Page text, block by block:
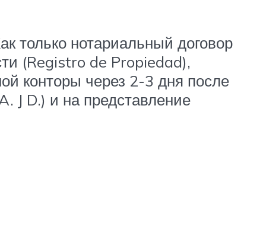
только нотариальный договор
(Registro de Propiedad),
конторы через 2-3 дня после
J D.) и на представление